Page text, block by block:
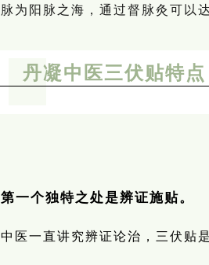
脉为阳脉之海，通过督脉灸可以
丹凝中医三伏贴特点
第一个独特之处是辨证施贴。
中医一直讲究辨证论治，三伏贴